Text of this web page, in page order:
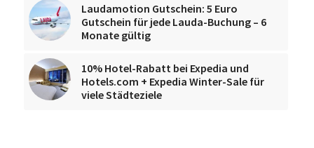
Laudamotion Gutschein: 5 Euro
Gutschein für jede Lauda-Buchung – 6
Monate gültig
10% Hotel-Rabatt bei Expedia und
Hotels.com + Expedia Winter-Sale für
viele Städteziele